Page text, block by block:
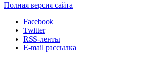
Полная версия сайта
Facebook
Twitter
RSS-ленты
E-mail рассылка